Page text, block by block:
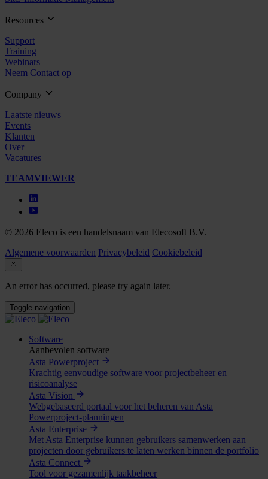
Resources
Support
Training
Webinars
Neem Contact op
Company
Laatste nieuws
Events
Klanten
Over
Vacatures
TEAMVIEWER
© 2026 Eleco is een handelsnaam van Elecosoft B.V.
Algemene voorwaarden Privacybeleid Cookiebeleid
An error has occurred, please try again later.
Toggle navigation
Software
Aanbevolen software
Asta Powerproject
Krachtig eenvoudige software voor projectbeheer en
risicoanalyse
Asta Vision
Webgebaseerd portaal voor het beheren van Asta
Powerproject-planningen
Asta Enterprise
Met Asta Enterprise kunnen gebruikers samenwerken aan
projecten door gebruikers te laten werken binnen de portfolio
Asta Connect
Tool voor gezamenlijk taakbeheer